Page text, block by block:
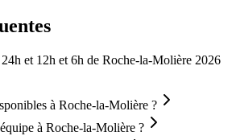
et 12h et 6h de Roche-la-Molière 2026
à Roche-la-Molière ?
à Roche-la-Molière ?